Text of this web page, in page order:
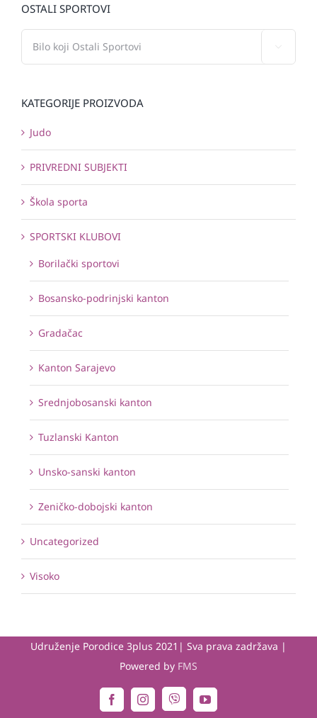
OSTALI SPORTOVI
KATEGORIJE PROIZVODA
Judo
PRIVREDNI SUBJEKTI
Škola sporta
SPORTSKI KLUBOVI
Borilački sportovi
Bosansko-podrinjski kanton
Gradačac
Kanton Sarajevo
Srednjobosanski kanton
Tuzlanski Kanton
Unsko-sanski kanton
Zeničko-dobojski kanton
Uncategorized
Visoko
Udruženje Porodice 3plus 2021| Sva prava zadržava |
Powered by FMS
FacebookInstagramViber YouTube